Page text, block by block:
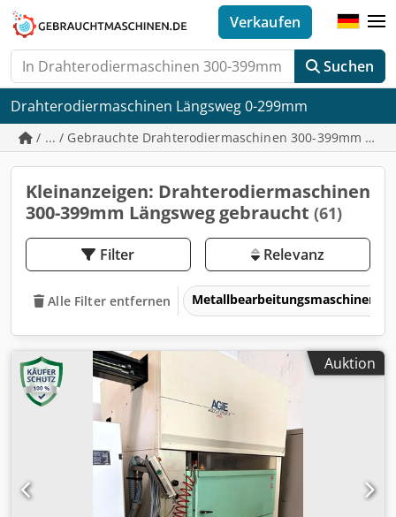
Suchen
Verkaufen
Drahterodiermaschinen Längsweg 0-299mm
/ ... / Gebrauchte Drahterodiermaschinen 300-399mm
Kleinanzeigen: Drahterodiermaschinen
300-399mm Längsweg gebraucht (61)
Filter Relevanz
Alle Filter entfernen Metallbearbeitungsmaschinen
Auktion